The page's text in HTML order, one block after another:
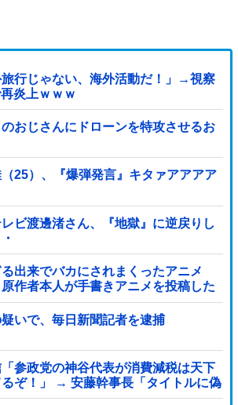
行じゃない、海外活動だ！」→視察
炎上ｗｗｗ
のおじさんにドローンを特攻させるお
（25）、『爆弾発言』キタァアアアア
レビ渡邊渚さん、『地獄』に逆戻りし
出来でバカにされまくったアニメ
原作者本人が手書きアニメを投稿した
ｗｗ他
いで、毎日新聞記者を逮捕
「参政党の神谷代表が消費減税は天下
ぞ！」 → 安藤幹事長「タイトルに偽
消費税廃止派、減税派』」ｗｗｗｗ